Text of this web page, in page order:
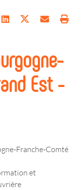
Est -
Franche-Comté
et